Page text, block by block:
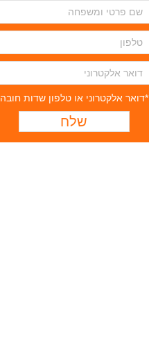
*דואר אלקטרוני או טלפון שדות חובה